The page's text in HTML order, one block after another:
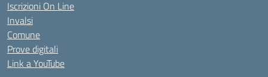
Iscrizioni On Line
Invalsi
Comune
Prove digitali
Link a YouTube